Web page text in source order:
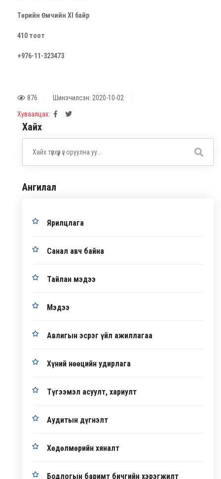
Төрийн Өмчийн XI байр
410 тоот
+976-11-323473
876 Шинэчилсэн: 2020-10-02
Хуваалцах:
Хайх
Ангилал
Ярилцлага
Санал авч байна
Тайлан мэдээ
Мэдээ
Авлигын эсрэг үйл ажиллагаа
Хүний нөөцийн удирлага
Түгээмэл асуулт, хариулт
Аудитын дүгнэлт
Хөдөлмөрийн хяналт
Бодлогын баримт бичгийн хэрэгжилт